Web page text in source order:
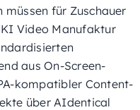
müssen für Zuschauer
Video Manufaktur
aus On-Screen-
kompatibler Content-
über AIdentical